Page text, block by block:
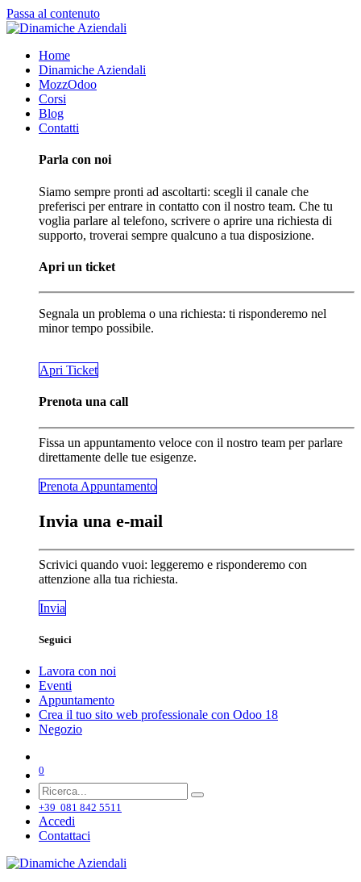
Passa al contenuto
Home
Dinamiche Aziendali
MozzOdoo
Corsi
Blog
Contatti
Parla con noi
Siamo sempre pronti ad ascoltarti: scegli il canale che
preferisci per entrare in contatto con il nostro team. Che tu
voglia parlare al telefono, scrivere o aprire una richiesta di
supporto, troverai sempre qualcuno a tua disposizione.
Apri un ticket
Segnala un problema o una richiesta: ti risponderemo nel
minor tempo possibile.
​​​​Apri Ticket
Prenota una call
Fissa un appuntamento veloce con il nostro team per parlare
direttamente delle tue esigenze.
Prenota Appunta​​​​mento
Invia una e-mail
Scrivici quando vuoi: leggeremo e risponderemo con
attenzione alla tua richiesta.
Invia
Seguici
Lavora con noi
Eventi
Appuntamento
Crea il tuo sito web professionale con Odoo 18
Negozio
0
+39 081 842 5511
Accedi
Contattaci